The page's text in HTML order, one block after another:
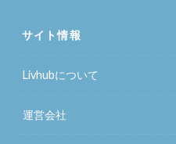
サイト情報
Livhubについて
運営会社